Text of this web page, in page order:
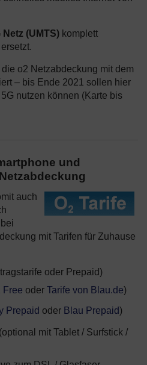
Netz (UMTS) komplett
o2 Netzabdeckung mit dem
– bis Ende 2021 sollen hier
nutzen können (Karte bis
und
auch
mit Tarifen für Zuhause
oder Prepaid)
Free oder Tarife von Blau.de)
Prepaid oder Blau Prepaid)
(optional mit Tablet / Surfstick /